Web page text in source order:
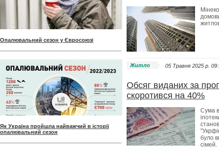
Опалювальний сезон у Євросоюзі
Як Україна пройшла найважчий в історії
опалювальний сезон
Житло 05 Травня 2025 p.
Обсяг виданих за
скоротився на 40%
Сума
було
сімей.